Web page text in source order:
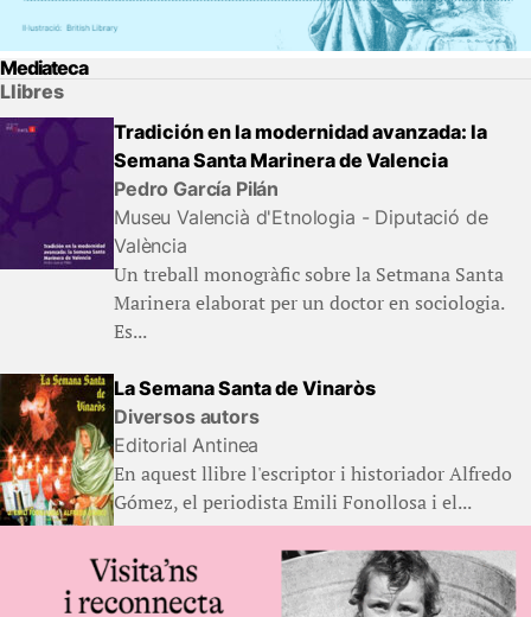
Mediateca
Llibres
Tradición en la modernidad avanzada: la
Semana Santa Marinera de Valencia
Pedro García Pilán
Museu Valencià d'Etnologia - Diputació de
València
Un treball monogràfic sobre la Setmana Santa
Marinera elaborat per un doctor en sociologia.
Es...
La Semana Santa de Vinaròs
Diversos autors
Editorial Antinea
En aquest llibre l'escriptor i historiador Alfredo
Gómez, el periodista Emili Fonollosa i el...